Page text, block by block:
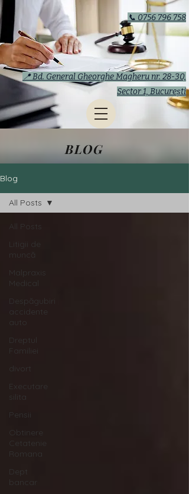
📞 0756 796 758
📍 Bd. General Gheorghe Magheru nr. 28-30,
Sector 1, București
BLOG
Blog
All Posts
Litigii de
muncă
Malpraxis
Medical
Despăgubiri
accidente
auto
Dreptul
Familiei
divort
Executare
silita
Pensii
Obtinere
Cetatenie
Romana
Dept
bancar
All Posts